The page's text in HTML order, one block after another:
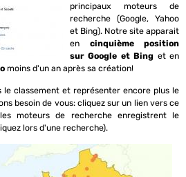
principaux moteurs de
recherche (Google, Yahoo
et Bing). Notre site apparait
en cinquième position
sur Google et Bing et en
moins d'un an après sa création!
le classement et représenter encore plus le
besoin de vous: cliquez sur un lien vers ce
moteurs de recherche enregistrent le
lors d'une recherche).